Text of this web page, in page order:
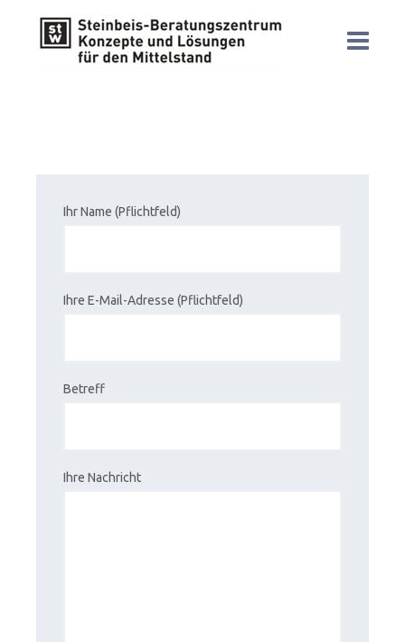
Ihr Name (Pflichtfeld)
Ihre E-Mail-Adresse (Pflichtfeld)
Betreff
Ihre Nachricht